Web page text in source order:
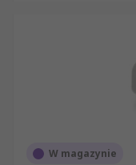
W magazynie